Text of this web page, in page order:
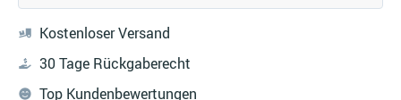
Kostenloser Versand
30 Tage Rückgaberecht
Top Kundenbewertungen